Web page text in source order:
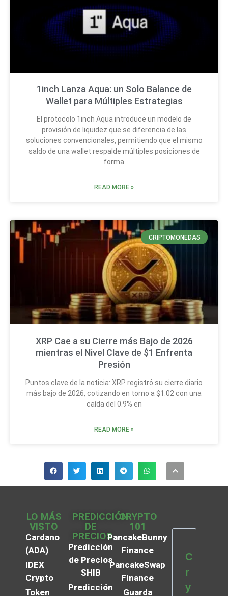
1inch Lanza Aqua: un Solo Balance de
Wallet para Múltiples Estrategias
El protocolo 1inch Aqua introduce un modelo de
provisión de liquidez que se diferencia de las
soluciones convencionales, permitiendo que el mismo
saldo de una wallet respalde múltiples posiciones de
forma
READ MORE »
CRIPTOMONEDAS
XRP Cae a su Cierre más Bajo de 2026
mientras el Nivel Clave de $1 Enfrenta
Presión
Puntos clave de la noticia: XRP registró su cierre diario
más bajo de 2026, cotizando en torno a $1.02 con una
caída del 0.9% en
READ MORE »
LO MÁS
VISTO
Cardano
(ADA)
IDEX
Crypto
Token
PREDICCIÓN
DE
PRECIOS
Predicción
de Precios
SHIB
Predicción
CRYPTO
101
PancakeBunny
Finance
PancakeSwap
Finance
Guarda
C
r
y